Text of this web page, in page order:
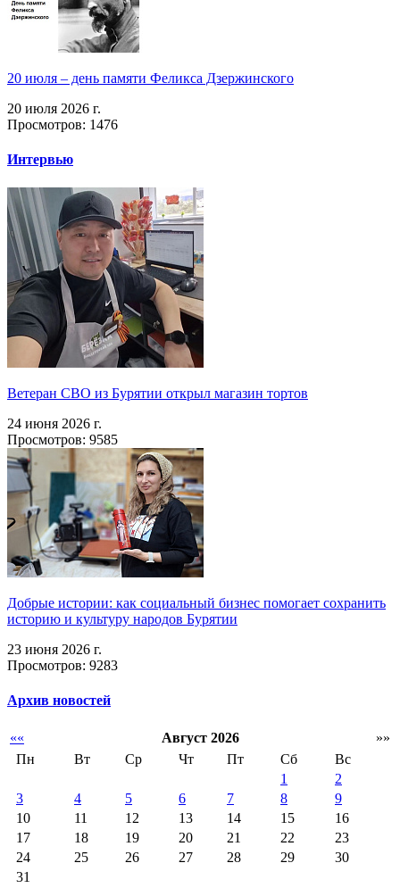
20 июля – день памяти Феликса Дзержинского
20 июля 2026 г.
Просмотров: 1476
Интервью
Ветеран СВО из Бурятии открыл магазин тортов
24 июня 2026 г.
Просмотров: 9585
Добрые истории: как социальный бизнес помогает сохранить
историю и культуру народов Бурятии
23 июня 2026 г.
Просмотров: 9283
Архив новостей
«« Август 2026
»»
Пн
Вт Ср Чт Пт Сб
Вс
1
2
3
4 5 6 7 8
9
10
11 12 13 14 15
16
17
18 19 20 21 22
23
24
25 26 27 28 29
30
31